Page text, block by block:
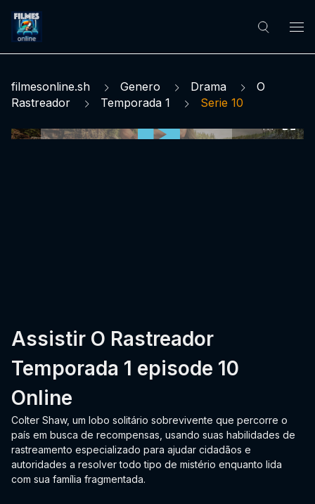
filmesonline.sh Genero Drama
O
Rastreador
Temporada 1 Serie 10
Assistir O Rastreador
Temporada 1 episode 10
Online
Colter Shaw, um lobo solitário sobrevivente que percorre o
país em busca de recompensas, usando suas habilidades de
rastreamento especializado para ajudar cidadãos e
autoridades a resolver todo tipo de mistério enquanto lida
com sua família fragmentada.